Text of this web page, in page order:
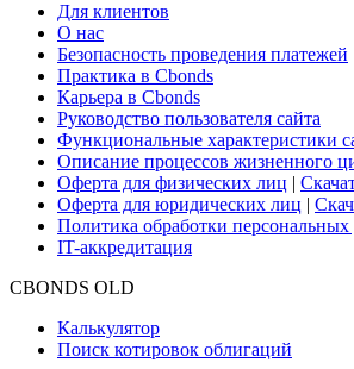
Для клиентов
О нас
Безопасность проведения платежей
Практика в Cbonds
Карьера в Cbonds
Руководство пользователя сайта
Функциональные характеристики
Описание процессов жизненного
Оферта для физических лиц |
Оферта для юридических лиц |
Политика обработки
IT-аккредитация
CBONDS OLD
Калькулятор
Поиск котировок облигаций